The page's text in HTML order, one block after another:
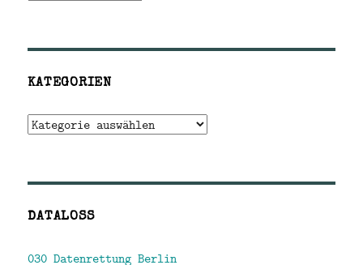
KATEGORIEN
Kategorien
DATALOSS
030 Datenrettung Berlin